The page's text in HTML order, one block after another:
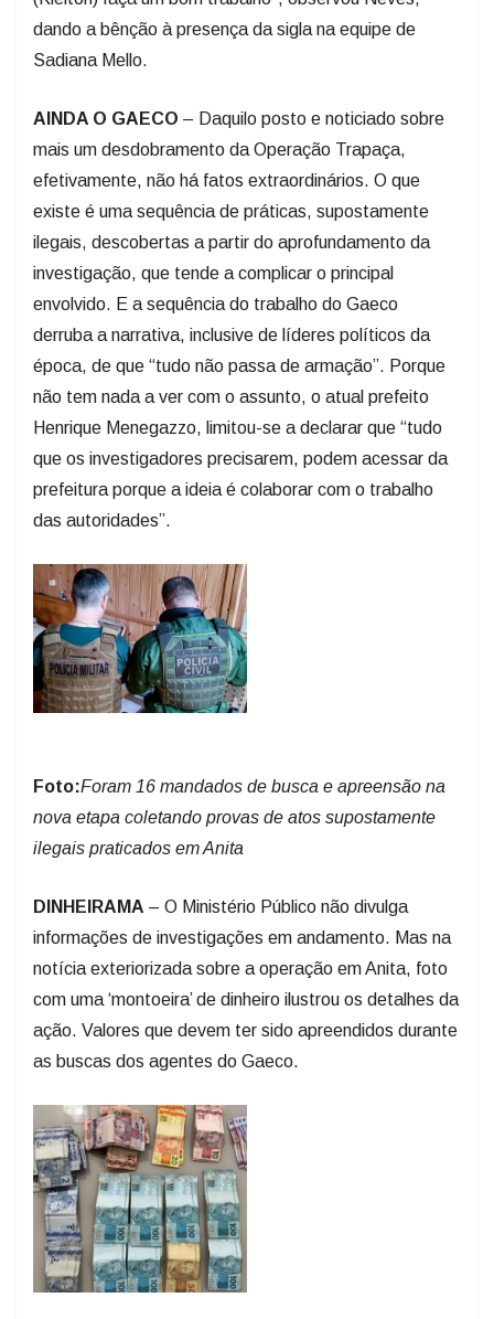
dando a bênção à presença da sigla na equipe de
Sadiana Mello.
AINDA O GAECO – Daquilo posto e noticiado sobre
mais um desdobramento da Operação Trapaça,
efetivamente, não há fatos extraordinários. O que
existe é uma sequência de práticas, supostamente
ilegais, descobertas a partir do aprofundamento da
investigação, que tende a complicar o principal
envolvido. E a sequência do trabalho do Gaeco
derruba a narrativa, inclusive de líderes políticos da
época, de que “tudo não passa de armação”. Porque
não tem nada a ver com o assunto, o atual prefeito
Henrique Menegazzo, limitou-se a declarar que “tudo
que os investigadores precisarem, podem acessar da
prefeitura porque a ideia é colaborar com o trabalho
das autoridades”.
Foto:Foram 16 mandados de busca e apreensão na
nova etapa coletando provas de atos supostamente
ilegais praticados em Anita
DINHEIRAMA – O Ministério Público não divulga
informações de investigações em andamento. Mas na
notícia exteriorizada sobre a operação em Anita, foto
com uma ‘montoeira’ de dinheiro ilustrou os detalhes da
ação. Valores que devem ter sido apreendidos durante
as buscas dos agentes do Gaeco.